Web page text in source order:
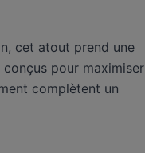
cet atout prend une
pour maximiser
complètent un